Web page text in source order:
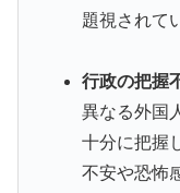
題視されて
行政の把握
異なる外国
十分に把握
不安や恐怖